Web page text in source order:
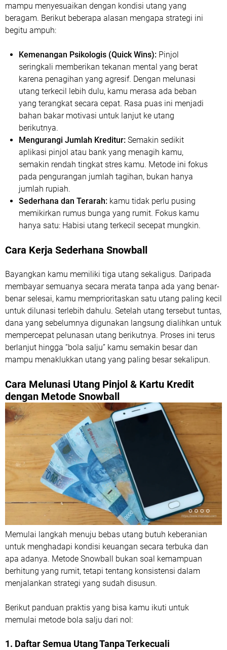
mampu menyesuaikan dengan kondisi utang yang
beragam. Berikut beberapa alasan mengapa strategi ini
begitu ampuh:
Kemenangan Psikologis (Quick Wins): Pinjol
seringkali memberikan tekanan mental yang berat
karena penagihan yang agresif. Dengan melunasi
utang terkecil lebih dulu, kamu merasa ada beban
yang terangkat secara cepat. Rasa puas ini menjadi
bahan bakar motivasi untuk lanjut ke utang
berikutnya.
Mengurangi Jumlah Kreditur: Semakin sedikit
aplikasi pinjol atau bank yang menagih kamu,
semakin rendah tingkat stres kamu. Metode ini fokus
pada pengurangan jumlah tagihan, bukan hanya
jumlah rupiah.
Sederhana dan Terarah: kamu tidak perlu pusing
memikirkan rumus bunga yang rumit. Fokus kamu
hanya satu: Habisi utang terkecil secepat mungkin.
Cara Kerja Sederhana Snowball
Bayangkan kamu memiliki tiga utang sekaligus. Daripada
membayar semuanya secara merata tanpa ada yang benar-
benar selesai, kamu memprioritaskan satu utang paling kecil
untuk dilunasi terlebih dahulu. Setelah utang tersebut tuntas,
dana yang sebelumnya digunakan langsung dialihkan untuk
mempercepat pelunasan utang berikutnya. Proses ini terus
berlanjut hingga “bola salju” kamu semakin besar dan
mampu menaklukkan utang yang paling besar sekalipun.
Cara Melunasi Utang Pinjol & Kartu Kredit
dengan Metode Snowball
Memulai langkah menuju bebas utang butuh keberanian
untuk menghadapi kondisi keuangan secara terbuka dan
apa adanya. Metode Snowball bukan soal kemampuan
berhitung yang rumit, tetapi tentang konsistensi dalam
menjalankan strategi yang sudah disusun.
Berikut panduan praktis yang bisa kamu ikuti untuk
memulai metode bola salju dari nol:
1. Daftar Semua Utang Tanpa Terkecuali